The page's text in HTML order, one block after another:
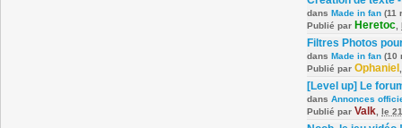
dans Made in fan (11
Publié par Heretoc
Filtres Photos
dans Made in fan (10
Publié par Ophaniel
[Level up] Le
dans Annonces
Publié par Valk le